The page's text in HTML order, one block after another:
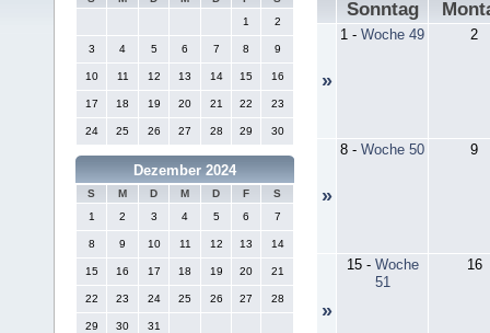
1
2
3 4 5 6 7 8 9
10 11 12 13 14 15 16
17 18 19 20 21 22 23
24 25 26 27 28 29 30
Dezember 2024
S M D M D F
S
1
2 3 4 5 6 7
8 9 10 11 12 13 14
15 16 17 18 19 20 21
22 23 24 25 26 27 28
29 30 31
Sonntag
»
1 - Woche 49 2
»
8 - Woche 50 9
»
15- Woche
51
16